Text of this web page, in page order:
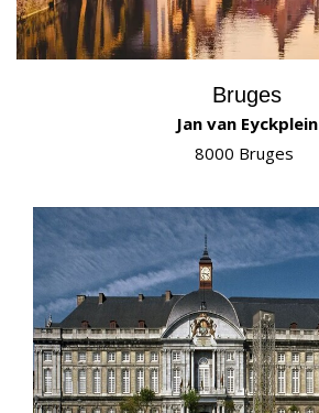
Bruges
Jan van Eyckplein
8000 Bruges